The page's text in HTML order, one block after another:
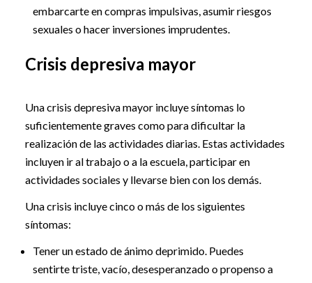
embarcarte en compras impulsivas, asumir riesgos
sexuales o hacer inversiones imprudentes.
Crisis depresiva mayor
Una crisis depresiva mayor incluye síntomas lo
suficientemente graves como para dificultar la
realización de las actividades diarias. Estas actividades
incluyen ir al trabajo o a la escuela, participar en
actividades sociales y llevarse bien con los demás.
Una crisis incluye cinco o más de los siguientes
síntomas:
Tener un estado de ánimo deprimido. Puedes
sentirte triste, vacío, desesperanzado o propenso a